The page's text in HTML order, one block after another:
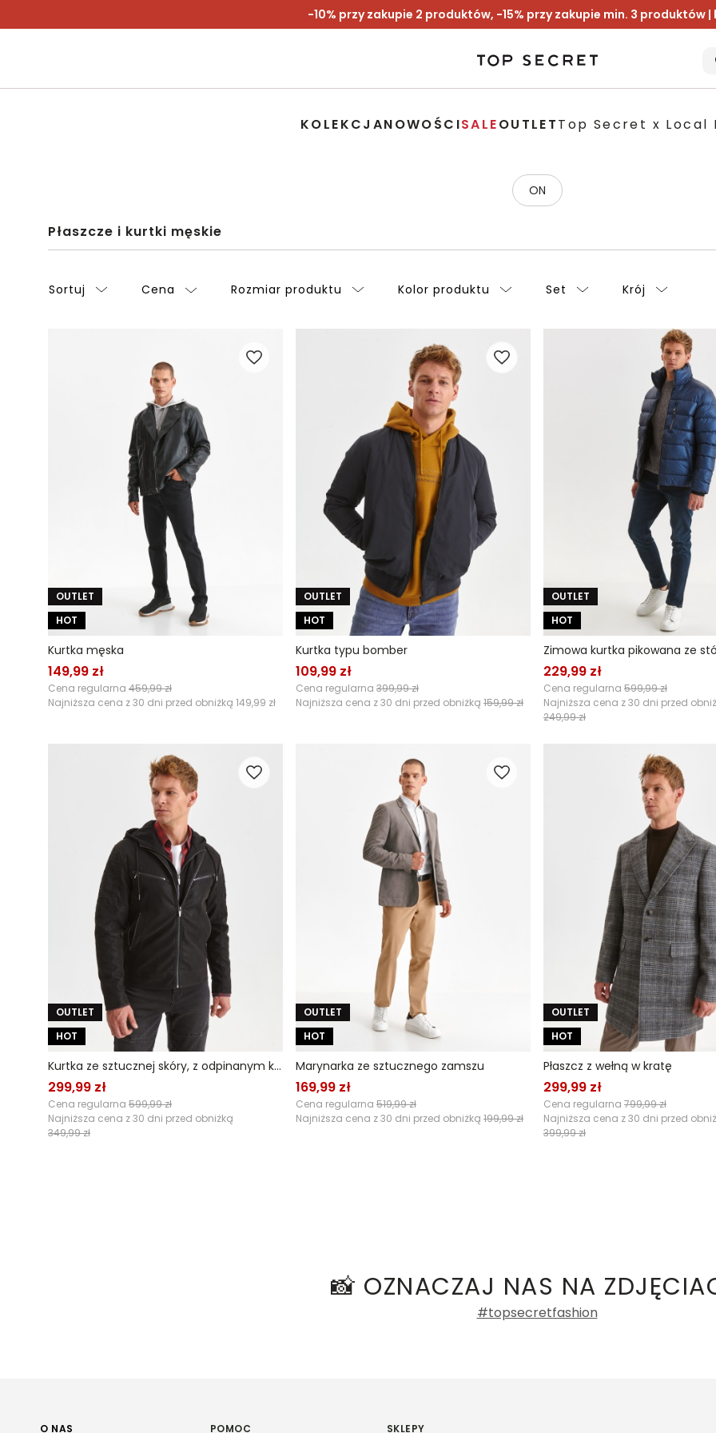
-10% przy zakupie 2 produktów, -15% przy zakupie min. 3 produktów |
KOLEKCJANOWOŚCISALEOUTLETTop Secret x Local
ON
Płaszcze i kurtki męskie
Sortuj Cena Rozmiar produktu Kolor produktu Set Krój
OUTLET
HOT
Kurtka męska
149,99 zł
Cena regularna 459,99 zł
Najniższa cena z 30 dni przed obniżką 149,99 zł
OUTLET
HOT
Kurtka typu bomber
109,99 zł
Cena regularna 399,99 zł
Najniższa cena z 30 dni przed obniżką 159,99 zł
OUTLET
HOT
Zimowa kurtka pikowana ze
229,99 zł
Cena regularna 599,99 zł
Najniższa cena z 30 dni przed
249,99 zł
OUTLET
HOT
Kurtka ze sztucznej skóry, z odpinanym kapturem
299,99 zł
Cena regularna 599,99 zł
Najniższa cena z 30 dni przed obniżką
349,99 zł
OUTLET
HOT
Marynarka ze sztucznego zamszu
169,99 zł
Cena regularna 519,99 zł
Najniższa cena z 30 dni przed obniżką 199,99 zł
OUTLET
HOT
Płaszcz z wełną w kratę
299,99 zł
Cena regularna 799,99 zł
Najniższa cena z 30 dni przed
399,99 zł
📸 OZNACZAJ NAS NA
#topsecretfashion
O NAS POMOC SKLEPY